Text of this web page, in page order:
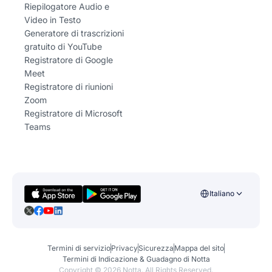
Riepilogatore Audio e
Video in Testo
Generatore di trascrizioni
gratuito di YouTube
Registratore di Google
Meet
Registratore di riunioni
Zoom
Registratore di Microsoft
Teams
Italiano
Termini di servizioPrivacySicurezza Mappa del sito
Termini di Indicazione & Guadagno di Notta
Copyright © 2026 Notta. All Rights Reserved.